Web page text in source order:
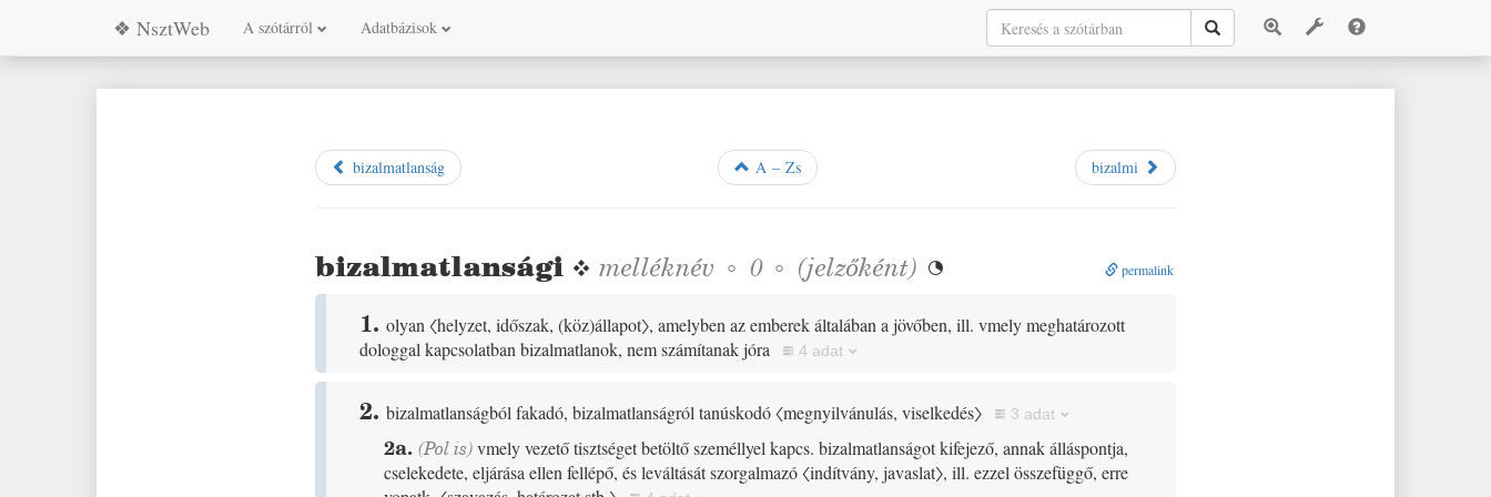
❖ NsztWeb A szótárról Adatbázisok
bizalmatlanság A – Zs bizalmi
bizalmatlansági ❖melléknév ◦ 0◦ (jelzőként)  permalink
1.olyan〈helyzet, időszak,(köz)állapot〉, amelyben az emberek általában a jövőben, ill. vmely meghatározott
dologgal kapcsolatban bizalmatlanok, nem számítanak jóra
4 adat
2.bizalmatlanságból fakadó, bizalmatlanságról tanúskodó〈megnyilvánulás, viselkedés〉 3 adat
2a.(Polis) vmely vezető tisztséget betöltő személlyel kapcs. bizalmatlanságot kifejező, annak álláspontja,
cselekedete, eljárása ellen fellépő, és leváltását szorgalmazó〈indítvány, javaslat〉, ill. ezzel összefüggő, erre